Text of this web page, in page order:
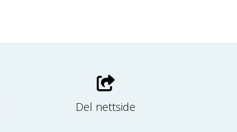
Del nettside